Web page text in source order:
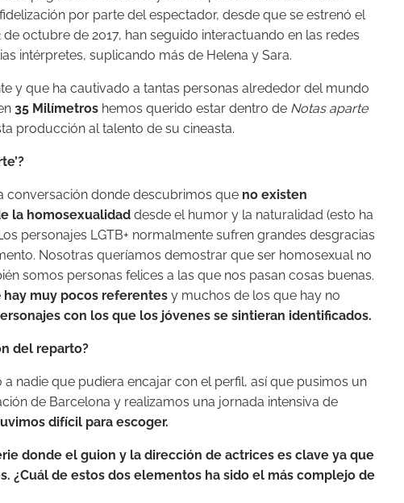
por parte del espectador, desde que se estrenó el
octubre de 2017, han seguido interactuando en las redes
intérpretes, suplicando más de Helena y Sara.
y que ha cautivado a tantas personas alrededor del mundo
35 Milímetros hemos querido estar dentro de Notas aparte
producción al talento de su cineasta.
conversación donde descubrimos que no existen
la homosexualidad desde el humor y la naturalidad (esto ha
personajes LGTB+ normalmente sufren grandes desgracias
Nosotras queríamos demostrar que ser homosexual no
somos personas felices a las que nos pasan cosas buenas.
hay muy pocos referentes y muchos de los que hay no
con los que los jóvenes se sintieran identificados.
del reparto?
nadie que pudiera encajar con el perfil, así que pusimos un
de Barcelona y realizamos una jornada intensiva de
difícil para escoger.
donde el guion y la dirección de actrices es clave ya que
¿Cuál de estos dos elementos ha sido el más complejo de